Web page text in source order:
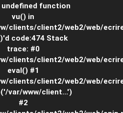
undefined function
vu() in
clients/client2/web2/web/
code:474 Stack
trace: #0
clients/client2/web2/web/
eval() #1
clients/client2/web2/web/
var/www/client...')
#2